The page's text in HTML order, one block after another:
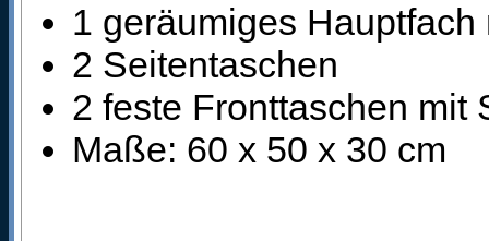
1 geräumiges
2 Seitentaschen
2 feste Fronttaschen mit
Maße: 60 x 50 x 30 cm